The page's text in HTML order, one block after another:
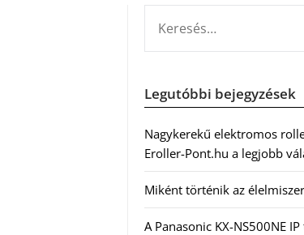
Legutóbbi bejegyzések
Nagykerekű elektromos
Eroller-Pont.hu a legjobb
Miként történik az
A Panasonic KX-NS500NE